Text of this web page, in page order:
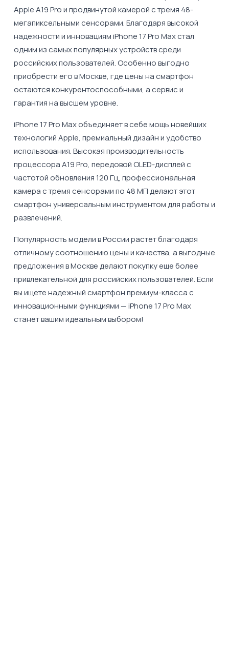
Apple A19 Pro и продвинутой камерой с тремя 48-
мегапиксельными сенсорами. Благодаря высокой
надежности и инновациям iPhone 17 Pro Max стал
одним из самых популярных устройств среди
российских пользователей. Особенно выгодно
приобрести его в Москве, где цены на смартфон
остаются конкурентоспособными, а сервис и
гарантия на высшем уровне.
iPhone 17 Pro Max объединяет в себе мощь новейших
технологий Apple, премиальный дизайн и удобство
использования. Высокая производительность
процессора A19 Pro, передовой OLED-дисплей с
частотой обновления 120 Гц, профессиональная
камера с тремя сенсорами по 48 МП делают этот
смартфон универсальным инструментом для работы и
развлечений.
Популярность модели в России растет благодаря
отличному соотношению цены и качества, а выгодные
предложения в Москве делают покупку еще более
привлекательной для российских пользователей. Если
вы ищете надежный смартфон премиум-класса с
инновационными функциями — iPhone 17 Pro Max
станет вашим идеальным выбором!